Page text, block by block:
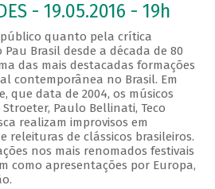
- 19.05.2016 - 19h
quanto pela crítica
Brasil desde a década de 80
das mais destacadas formações
contemporânea no Brasil. Em
que data de 2004, os músicos
Paulo Bellinati, Teco
realizam improvisos em
releituras de clássicos brasileiros.
nos mais renomados festivais
como apresentações por Europa,